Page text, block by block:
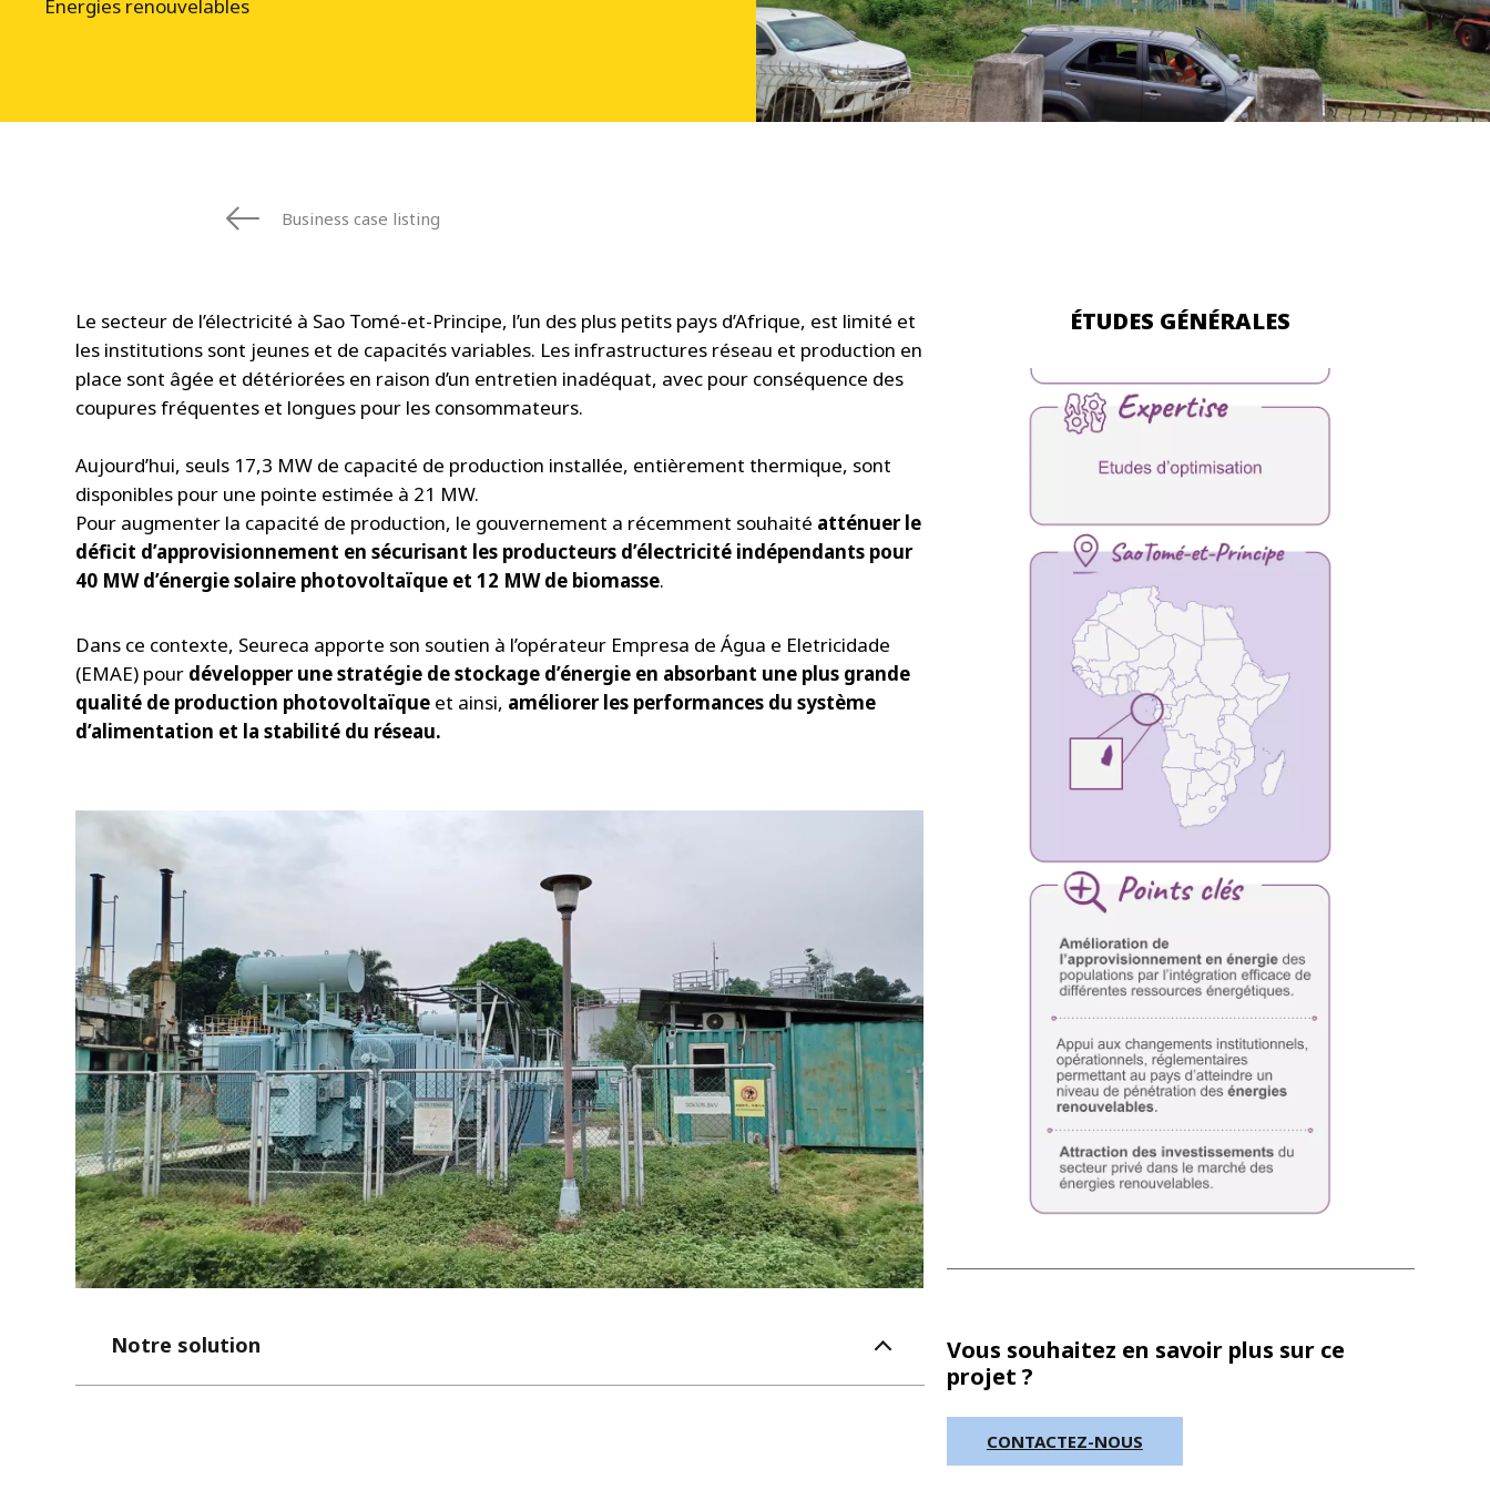
WATER TECHNOLOGIES
Énergies renouvelables
Business case listing
Le secteur de l’électricité à Sao Tomé-et-Principe, l’un des plus petits pays d’Afrique, est limité et
les institutions sont jeunes et de capacités variables. Les infrastructures réseau et production en
place sont âgée et détériorées en raison d’un entretien inadéquat, avec pour conséquence des
coupures fréquentes et longues pour les consommateurs.
Aujourd’hui, seuls 17,3 MW de capacité de production installée, entièrement thermique, sont
disponibles pour une pointe estimée à 21 MW.
Pour augmenter la capacité de production, le gouvernement a récemment souhaité atténuer le
déficit d’approvisionnement en sécurisant les producteurs d’électricité indépendants pour
40 MW d’énergie solaire photovoltaïque et 12 MW de biomasse.
Dans ce contexte, Seureca apporte son soutien à l’opérateur Empresa de Água e Eletricidade
(EMAE) pour développer une stratégie de stockage d’énergie en absorbant une plus grande
qualité de production photovoltaïque et ainsi, améliorer les performances du système
d’alimentation et la stabilité du réseau.
Notre solution
ÉTUDES GÉNÉRALES
Vous souhaitez en savoir plus sur ce
projet ?
CONTACTEZ-NOUS